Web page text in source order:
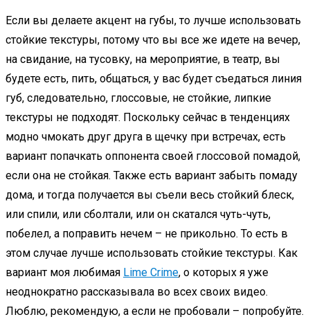
Если вы делаете акцент на губы, то лучше использовать
стойкие текстуры, потому что вы все же идете на вечер,
на свидание, на тусовку, на мероприятие, в театр, вы
будете есть, пить, общаться, у вас будет съедаться линия
губ, следовательно, глоссовые, не стойкие, липкие
текстуры не подходят. Поскольку сейчас в тенденциях
модно чмокать друг друга в щечку при встречах, есть
вариант попачкать оппонента своей глоссовой помадой,
если она не стойкая. Также есть вариант забыть помаду
дома, и тогда получается вы съели весь стойкий блеск,
или спили, или сболтали, или он скатался чуть-чуть,
побелел, а поправить нечем – не прикольно. То есть в
этом случае лучше использовать стойкие текстуры. Как
вариант моя любимая Lime Crime, о которых я уже
неоднократно рассказывала во всех своих видео.
Люблю, рекомендую, а если не пробовали – попробуйте.